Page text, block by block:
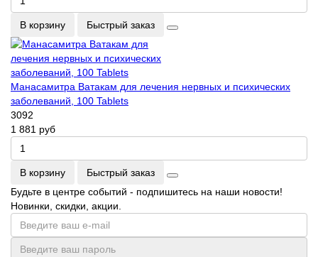
В корзину Быстрый заказ
Манасамитра Ватакам для лечения нервных и психических
заболеваний, 100 Tablets
3092
1 881 руб
В корзину
Быстрый заказ
Будьте в центре событий - подпишитесь на наши новости!
Новинки, скидки, акции.